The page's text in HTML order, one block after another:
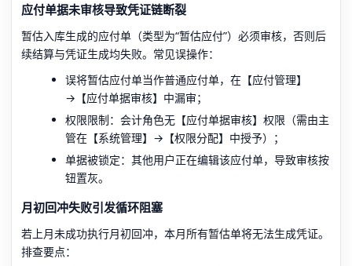
应付单据未审核导致凭证链断裂
暂估入库生成的应付单（类型为“暂估应付”）必须审核，否则后
续结算与凭证生成均失败。常见误操作：
误将暂估应付单当作普通应付单，在【应付管理】
→【应付单据审核】中漏审；
权限限制：会计角色无【应付单据审核】权限（需由主
管在【系统管理】→【权限分配】中授予）；
单据被锁定：其他用户正在编辑该应付单，导致审核按
钮置灰。
月初回冲失败引发循环阻塞
若上月未成功执行月初回冲，本月所有暂估单将无法生成凭证。
排查要点：